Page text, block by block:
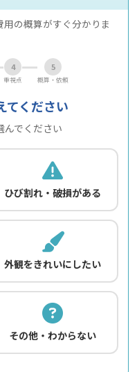
の概算がすぐ分かりま
4
重視点
5
概算・依頼
てください
んでください
ひび割れ・破損がある
外観をきれいにしたい
その他・わからない